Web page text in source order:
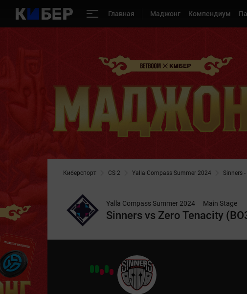
Главная Маджонг Компендиум
Киберспорт CS 2 Yalla Compass Summer 2024 Sinners
Yalla Compass Summer 2024 Main Stage
Sinners vs Zero Tenacity